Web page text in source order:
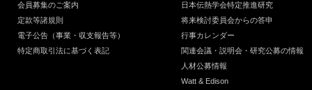
会員募集のご案内
定款等諸規則
電子公告（事業・収支報告等）
特定商取引法に基づく表記
日本伝熱学会特定推進研究
将来検討委員会からの答申
行事カレンダー
関連会議・説明会・研究公募の情報
人材公募情報
Watt & Edison